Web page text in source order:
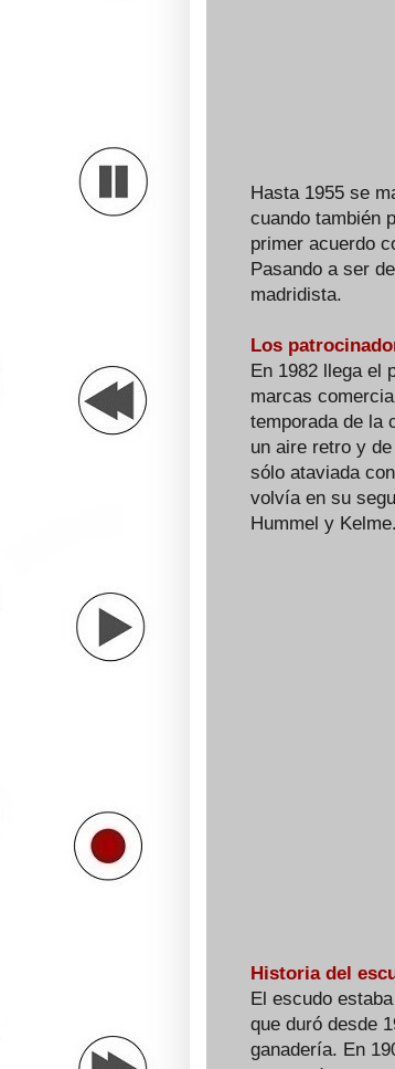
Hasta 1955 se
cuando también
primer acuerdo
Pasando a ser
madridista.
Los
En 1982 llega el
marcas
temporada de la
un aire retro y
sólo ataviada
volvía en su
Hummel y Kelme.
Historia del
El escudo
que duró desde
ganadería. En